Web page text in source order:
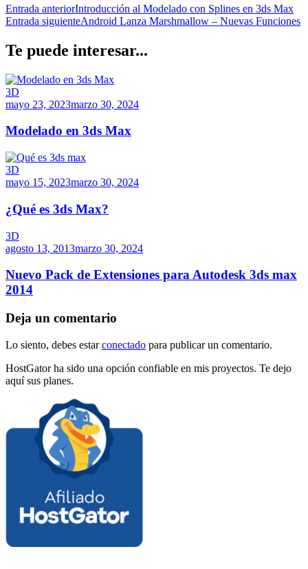
Entrada anteriorIntroducción al Modelado con Splines en 3ds Max
Entrada siguienteAndroid Lanza Marshmallow – Nuevas Funciones
Te puede interesar...
3D
mayo 23, 2023marzo 30, 2024
Modelado en 3ds Max
3D
mayo 15, 2023marzo 30, 2024
¿Qué es 3ds Max?
3D
agosto 13, 2013marzo 30, 2024
Nuevo Pack de Extensiones para Autodesk 3ds max
2014
Deja un comentario
Lo siento, debes estarconectado para publicar un comentario.
HostGator ha sido una opción confiable en mis proyectos. Te dejo
aquí sus planes.